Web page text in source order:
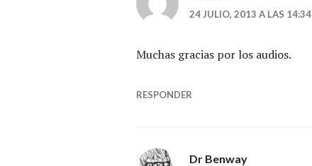
24 JULIO, 2013 A LAS 14:34
Muchas gracias por los audios.
RESPONDER
Dr Benway